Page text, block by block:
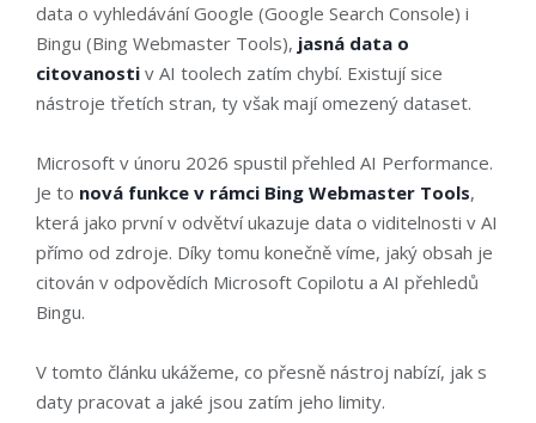
data o vyhledávání Google (Google Search Console) i
Bingu (Bing Webmaster Tools), jasná data o
citovanosti v AI toolech zatím chybí. Existují sice
nástroje třetích stran, ty však mají omezený dataset.
Microsoft v únoru 2026 spustil přehled AI Performance.
Je to nová funkce v rámci Bing Webmaster Tools,
která jako první v odvětví ukazuje data o viditelnosti v AI
přímo od zdroje. Díky tomu konečně víme, jaký obsah je
citován v odpovědích Microsoft Copilotu a AI přehledů
Bingu.
V tomto článku ukážeme, co přesně nástroj nabízí, jak s
daty pracovat a jaké jsou zatím jeho limity.